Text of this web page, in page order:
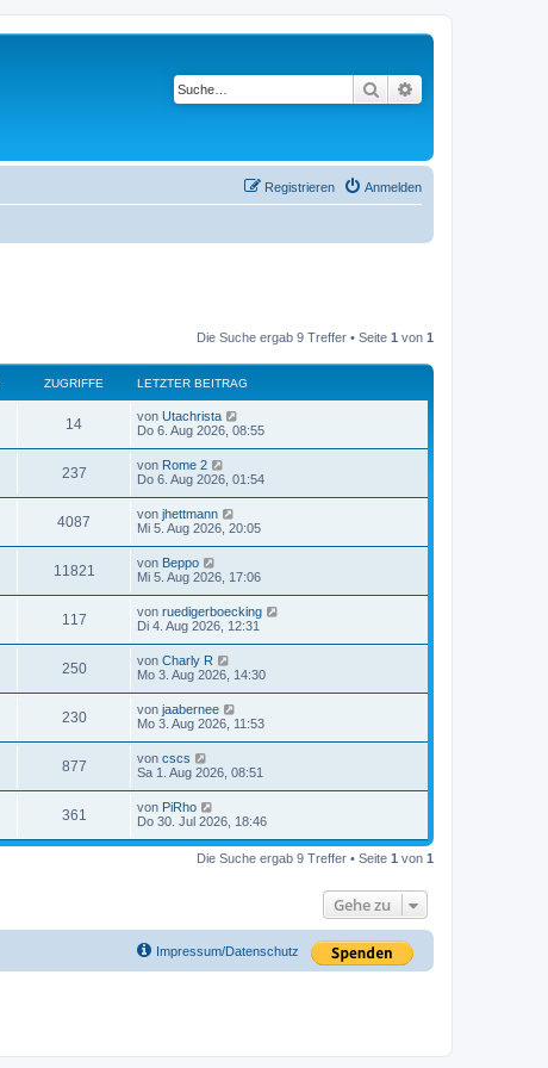
Suche
Anmelden
Registrieren
Die Suche ergab 9 Treffer • Seite 1 von 1
ZUGRIFFE LETZTER BEITRAG
14 von Utachrista
Do 6. Aug 2026, 08:55
237 von Rome 2
Do 6. Aug 2026, 01:54
4087 von jhettmann
Mi 5. Aug 2026, 20:05
11821 von Beppo
Mi 5. Aug 2026, 17:06
117 von ruedigerboecking
Di 4. Aug 2026, 12:31
250 von Charly R
Mo 3. Aug 2026, 14:30
230 von jaabernee
Mo 3. Aug 2026, 11:53
877 von cscs
Sa 1. Aug 2026, 08:51
361 von PiRho
Do 30. Jul 2026, 18:46
Die Suche ergab 9 Treffer • Seite 1 von 1
Gehe zu
Impressum/Datenschutz